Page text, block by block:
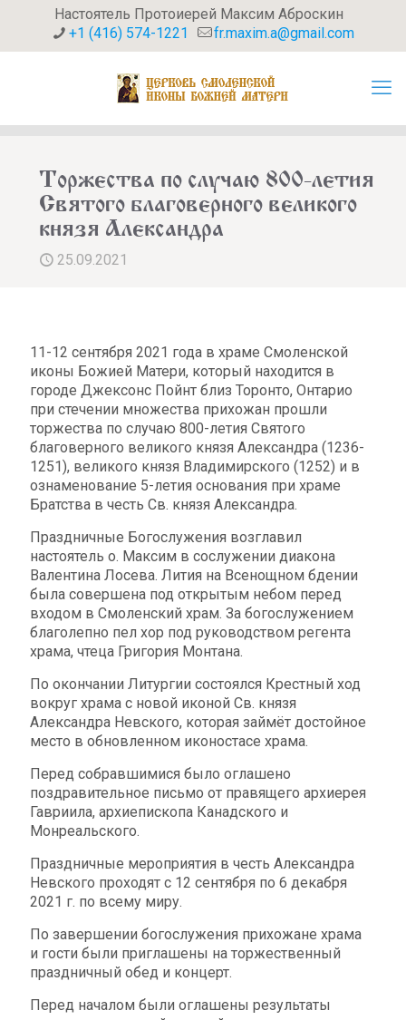
Настоятель Протоиерей Максим Аброскин
+1 (416) 574-1221
fr.maxim.a@gmail.com
Торжества по случаю 800-летия
Святого благоверного великого
князя Александра
25.09.2021
11-12 сентября 2021 года в храме Смоленской
иконы Божией Матери, который находится в
городе Джексонс Пойнт близ Торонто, Онтарио
при стечении множества прихожан прошли
торжества по случаю 800-летия Святого
благоверного великого князя Александра (1236-
1251), великого князя Владимирского (1252) и в
ознаменование 5-летия основания при храме
Братства в честь Св. князя Александра.
Праздничные Богослужения возглавил
настоятель о. Максим в сослужении диакона
Валентина Лосева. Лития на Всенощном бдении
была совершена под открытым небом перед
входом в Смоленский храм. За богослужением
благолепно пел хор под руководством регента
храма, чтеца Григория Монтана.
По окончании Литургии состоялся Крестный ход
вокруг храма с новой иконой Св. князя
Александра Невского, которая займёт достойное
место в обновленном иконостасе храма.
Перед собравшимися было оглашено
поздравительное письмо от правящего архиерея
Гавриила, архиепископа Канадского и
Монреальского.
Праздничные мероприятия в честь Александра
Невского проходят с 12 сентября по 6 декабря
2021 г. по всему миру.
По завершении богослужения прихожане храма
и гости были приглашены на торжественный
праздничный обед и концерт.
Перед началом были оглашены результаты